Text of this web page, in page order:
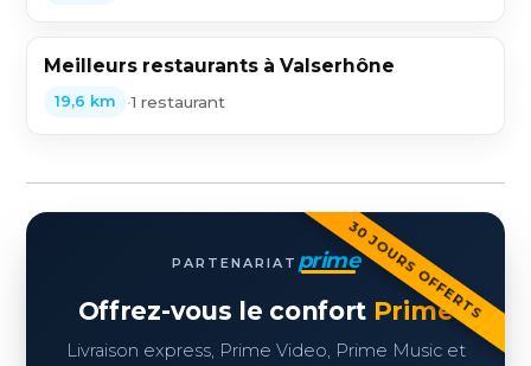
Meilleurs restaurants à Valserhône
19,6 km •1 restaurant
30 JOURS OFFERTS
PARTENARIAT prime
Offrez-vous le confort Prime
Livraison express, Prime Video, Prime Music et